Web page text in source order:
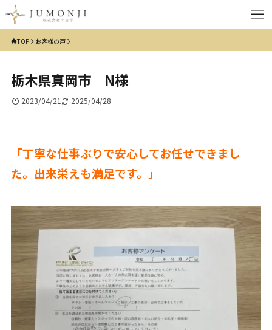
TOP お客様の声
栃木県真岡市 N様
2023/04/21 2025/04/28
「丁寧な仕事ぶりで安心してお任せできまし
た。出来栄えも満足です。」